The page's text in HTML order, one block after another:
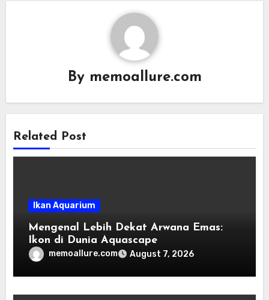
By memoallure.com
Related Post
Ikan Aquarium
Mengenal Lebih Dekat Arwana Emas:
Ikon di Dunia Aquascape
memoallure.com August 7, 2026